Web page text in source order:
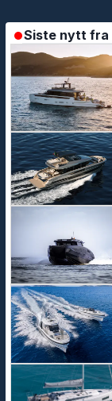
Siste nytt fra